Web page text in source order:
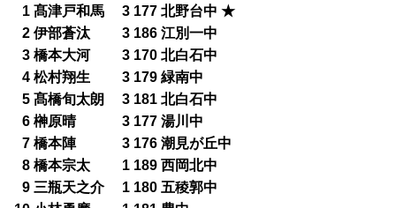
1 髙津戸和馬 3 177 北野台中 ★
02 伊部蒼汰 3 186 江別一中
03 橋本大河 3 170 北白石中
04 松村翔生 3 179 緑南中
05 髙橋旬太朗 3 181 北白石中
06 榊原晴 3 177 湯川中
07 橋本陣 3 176 潮見が丘中
08 橋本宗太 1 189 西岡北中
09 三瓶天之介 1 180 五稜郭中